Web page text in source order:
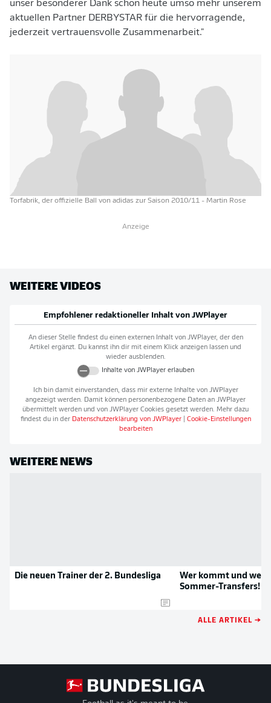
unser besonderer Dank schon heute umso mehr unserem
aktuellen Partner DERBYSTAR für die hervorragende,
jederzeit vertrauensvolle Zusammenarbeit."
Torfabrik, der offizielle Ball von adidas zur Saison 2010/11 - Martin Rose
Anzeige
WEITERE VIDEOS
Empfohlener redaktioneller Inhalt von JWPlayer
An dieser Stelle findest du einen externen Inhalt von JWPlayer, der den
Artikel ergänzt. Du kannst ihn dir mit einem Klick anzeigen lassen und
wieder ausblenden.
Inhalte von JWPlayererlauben
Ich bin damit einverstanden, dass mir externe Inhalte von JWPlayer
angezeigt werden. Damit können personenbezogene Daten an JWPlayer
übermittelt werden und von JWPlayer Cookies gesetzt werden. Mehr dazu
findest du in der Datenschutzerklärung von JWPlayer| Cookie-Einstellungen
bearbeiten
WEITERE NEWS
Die neuen Trainer der 2. Bundesliga
Wer kommt und wer
Sommer-Transfers!
ALLE ARTIKEL →